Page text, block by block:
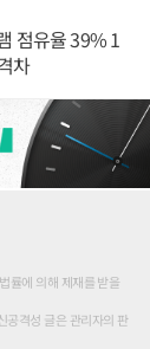
점유율 39% 1
차
률에 의해 제재를 받을
공격성 글은 관리자의 판